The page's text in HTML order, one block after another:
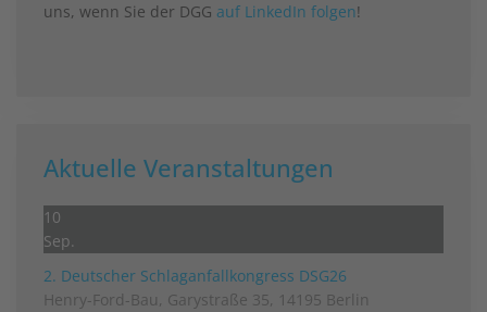
uns, wenn Sie der DGG auf LinkedIn folgen!
Aktuelle Veranstaltungen
10
Sep.
2. Deutscher Schlag­anfall­kongress DSG26
Henry-Ford-Bau, Garystraße 35, 14195 Berlin